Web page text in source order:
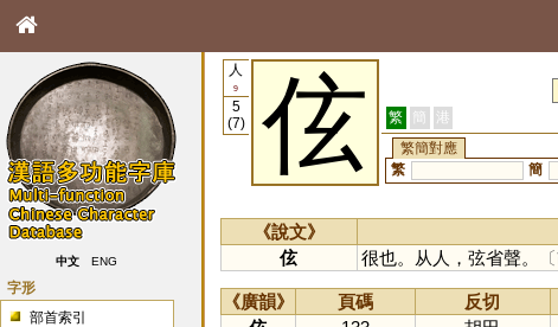
中文 ENG
字形
部首索引
人
9
5
(7)
伭 繁 簡 港
繁簡對應
繁
簡
《說文》
伭
很也。从人，弦省聲。
《廣韻》 頁碼 反切